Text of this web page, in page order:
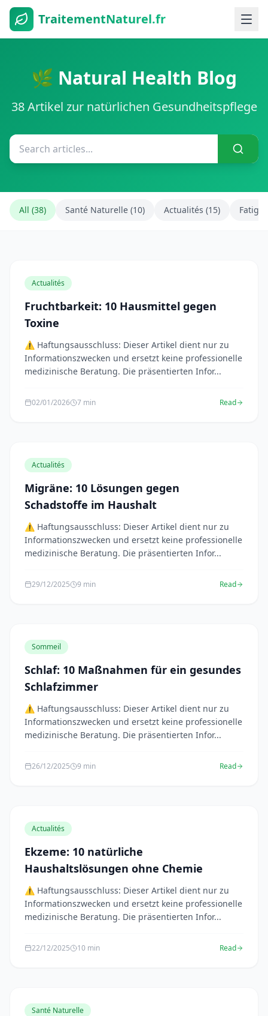
TraitementNaturel.fr
🌿 Natural Health Blog
38 Artikel zur natürlichen Gesundheitspflege
All (38) Santé Naturelle (10) Actualités (15)
Actualités
Fruchtbarkeit: 10 Hausmittel gegen
Toxine
⚠️ Haftungsausschluss: Dieser Artikel dient nur zu
Informationszwecken und ersetzt keine professionelle
medizinische Beratung. Die präsentierten Infor...
02/01/2026 7 min Read
Actualités
Migräne: 10 Lösungen gegen
Schadstoffe im Haushalt
⚠️ Haftungsausschluss: Dieser Artikel dient nur zu
Informationszwecken und ersetzt keine professionelle
medizinische Beratung. Die präsentierten Infor...
29/12/2025 9 min Read
Sommeil
Schlaf: 10 Maßnahmen für ein gesundes
Schlafzimmer
⚠️ Haftungsausschluss: Dieser Artikel dient nur zu
Informationszwecken und ersetzt keine professionelle
medizinische Beratung. Die präsentierten Infor...
26/12/2025 9 min Read
Actualités
Ekzeme: 10 natürliche
Haushaltslösungen ohne Chemie
⚠️ Haftungsausschluss: Dieser Artikel dient nur zu
Informationszwecken und ersetzt keine professionelle
medizinische Beratung. Die präsentierten Infor...
22/12/2025 10 min Read
Santé Naturelle